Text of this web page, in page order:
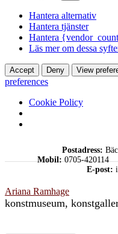
Hantera alternativ
Hantera tjänster
Hantera
Läs mer om dessa
Accept Deny View
preferences
Cookie Policy
Postadress:
Mobil:0705-420114
E-post:
Ariana Ramhage
konstmuseum,